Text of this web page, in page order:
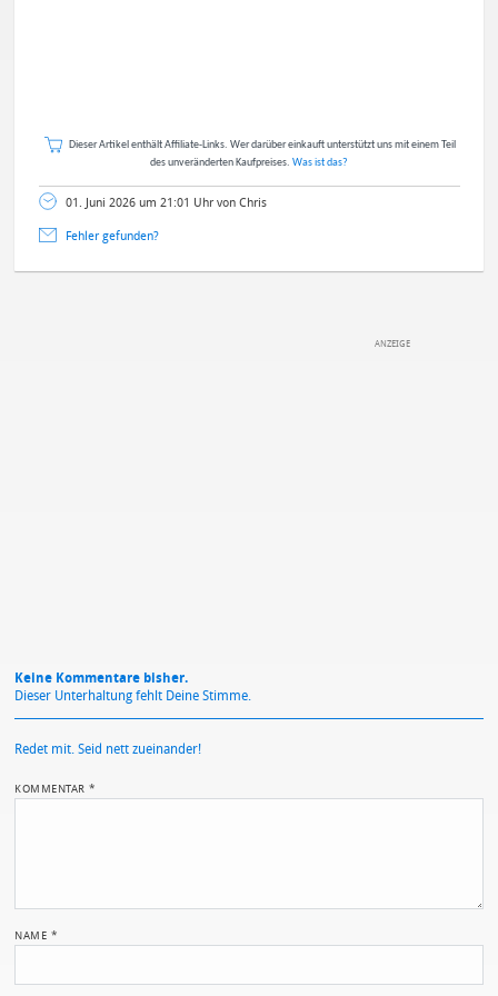
Dieser Artikel enthält Affiliate-Links. Wer darüber einkauft unterstützt uns mit einem Teil
des unveränderten Kaufpreises. Was ist das?
01. Juni 2026 um 21:01 Uhr von Chris
Fehler gefunden?
Keine Kommentare bisher.
Dieser Unterhaltung fehlt Deine Stimme.
Redet mit. Seid nett zueinander!
KOMMENTAR*
NAME *